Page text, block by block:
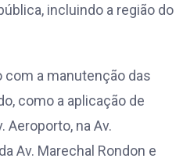
incluindo a região do
com a manutenção das
como a aplicação de
na Av.
Av. Marechal Rondon e